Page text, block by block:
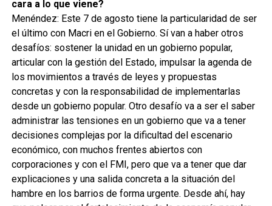
cara a lo que viene?
Menéndez: Este 7 de agosto tiene la particularidad de ser
el último con Macri en el Gobierno. Sí van a haber otros
desafíos: sostener la unidad en un gobierno popular,
articular con la gestión del Estado, impulsar la agenda de
los movimientos a través de leyes y propuestas
concretas y con la responsabilidad de implementarlas
desde un gobierno popular. Otro desafío va a ser el saber
administrar las tensiones en un gobierno que va a tener
decisiones complejas por la dificultad del escenario
económico, con muchos frentes abiertos con
corporaciones y con el FMI, pero que va a tener que dar
explicaciones y una salida concreta a la situación del
hambre en los barrios de forma urgente. Desde ahí, hay